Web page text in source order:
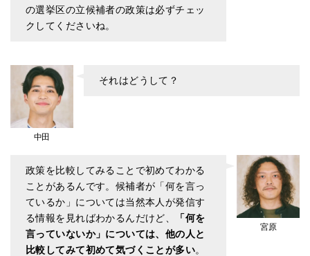
の選挙区の立候補者の政策は必ずチェッ
クしてくださいね。
中田
それはどうして？
宮原
政策を比較してみることで初めてわかる
ことがあるんです。候補者が「何を言っ
ているか」については当然本人が発信す
る情報を見ればわかるんだけど、
「何を
言っていないか」については、他の人と
比較してみて初めて気づくことが多い。